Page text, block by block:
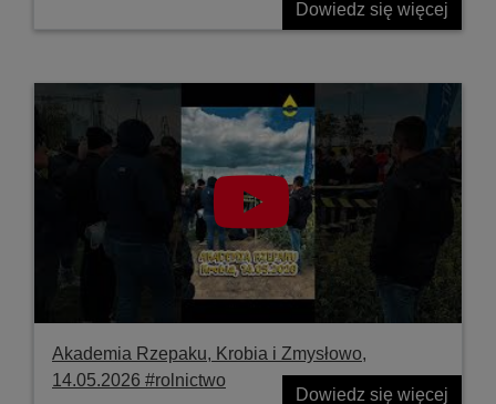
Dowiedz się więcej
Akademia Rzepaku, Krobia i Zmysłowo,
14.05.2026 #rolnictwo
Dowiedz się więcej